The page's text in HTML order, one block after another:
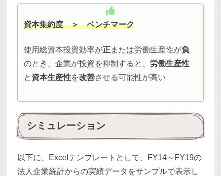
資本集約度＞ ベンチマーク
使用総資本投資効率が正または労働生産性が負
のとき、企業が投資を抑制すると、労働生産性
と 資本生産性を改善させる可能性が高い
シミュレーション
以下に、Excelテンプレートとして、FY14～FY19の
法人企業統計からの実績データをサンプルで表示し